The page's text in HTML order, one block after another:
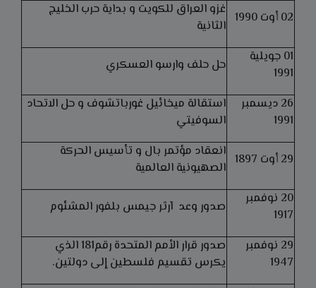
02 أوت 1990
غزو العراق للكويت و بداية حرب الخليج
الثانية
01 جويلية
1991
حل حلف وارسو العسكري
26 ديسمبر
1991
استقالة ميخائيل غورباتشوف و حل الاتحاد
السوفيتي
29 أوت 1897
انعقاد مؤتمر بال و تأسيس الحركة
الصهيونية العالمية
20 نوفمبر
1917
صدور وعد آرثر جيمس بلفور المشئوم
29 نوفمبر
1947
صدور قرار الأمم المتحدة رقم181 الذي
يكرس تقسيم فلسطين إلى دولتين.